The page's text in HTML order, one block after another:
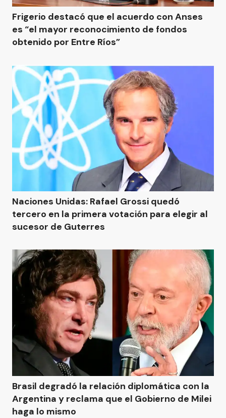
Frigerio destacó que el acuerdo con Anses
es “el mayor reconocimiento de fondos
obtenido por Entre Ríos”
Naciones Unidas: Rafael Grossi quedó
tercero en la primera votación para elegir al
sucesor de Guterres
Brasil degradó la relación diplomática con la
Argentina y reclama que el Gobierno de Milei
haga lo mismo